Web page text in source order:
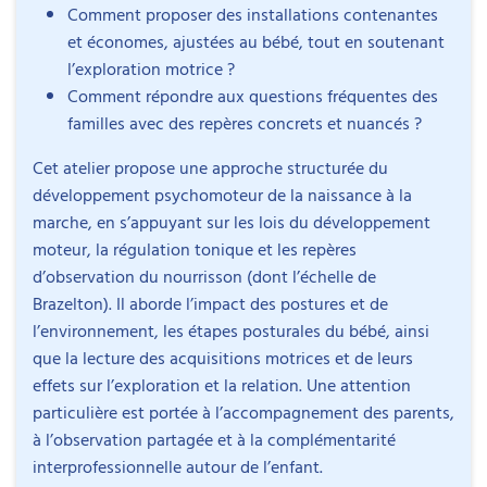
Comment proposer des installations contenantes
et économes, ajustées au bébé, tout en soutenant
l’exploration motrice ?
Comment répondre aux questions fréquentes des
familles avec des repères concrets et nuancés ?
Cet atelier propose une approche structurée du
développement psychomoteur de la naissance à la
marche, en s’appuyant sur les lois du développement
moteur, la régulation tonique et les repères
d’observation du nourrisson (dont l’échelle de
Brazelton). Il aborde l’impact des postures et de
l’environnement, les étapes posturales du bébé, ainsi
que la lecture des acquisitions motrices et de leurs
effets sur l’exploration et la relation. Une attention
particulière est portée à l’accompagnement des parents,
à l’observation partagée et à la complémentarité
interprofessionnelle autour de l’enfant.
Objectifs
Comprendre les grands repères du développement
psychomoteur de 0 à 2 ans (lois du
développement, variabilité, liens avec la
maturation neurologique).
Savoir observer un bébé de manière structurée
Intervenant
Elise Bénazet
Psychomotricienne diplômée d’État et
professeure de danse
Élise Bénazet a obtenu le diplôme d’État de
variabilité interindividuelle.
Maturation du système nerveux central :
myélinisation, organisation progressive, place des
réflexes précoces dans l’observation.
Articulation sensorimotrice : extéroception et
proprioception comme supports de la construction
motrice.
Régulation tonique et dimension tonico-
émotionnelle : tonus postural, variations toniques,
« dialogue tonique » dans la relation.
Observation structurée du bébé : posture, tonus,
réactions motrices, physiologie, états d’éveil,
capacités d’auto-régulation.
Repères d’observation du nouveau-né et
disponibilité relationnelle (face-à-face, indices
corporels, ajustement de l’adulte).
Échelle de Brazelton : objectifs, principes